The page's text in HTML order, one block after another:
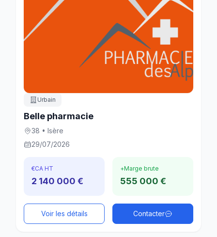
Urbain
Belle pharmacie
38 • Isère
29/07/2026
€CA HT
2 140 000 €
+Marge brute
555 000 €
Voir les détails Contacter